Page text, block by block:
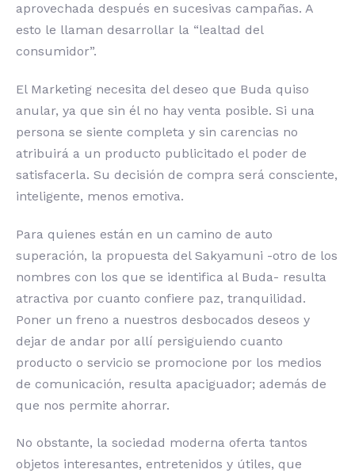
aprovechada después en sucesivas campañas. A
esto le llaman desarrollar la “lealtad del
consumidor”.
El Marketing necesita del deseo que Buda quiso
anular, ya que sin él no hay venta posible. Si una
persona se siente completa y sin carencias no
atribuirá a un producto publicitado el poder de
satisfacerla. Su decisión de compra será consciente,
inteligente, menos emotiva.
Para quienes están en un camino de auto
superación, la propuesta del Sakyamuni -otro de los
nombres con los que se identifica al Buda- resulta
atractiva por cuanto confiere paz, tranquilidad.
Poner un freno a nuestros desbocados deseos y
dejar de andar por allí persiguiendo cuanto
producto o servicio se promocione por los medios
de comunicación, resulta apaciguador; además de
que nos permite ahorrar.
No obstante, la sociedad moderna oferta tantos
objetos interesantes, entretenidos y útiles, que